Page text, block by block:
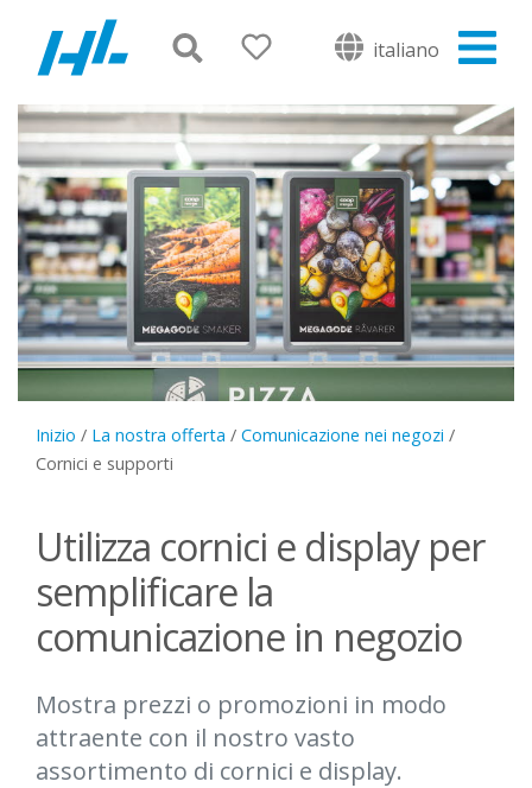
italiano
Inizio / La nostra offerta / Comunicazione nei negozi /
Cornici e supporti
Utilizza cornici e display per
semplificare la
comunicazione in negozio
Mostra prezzi o promozioni in modo
attraente con il nostro vasto
assortimento di cornici e display.